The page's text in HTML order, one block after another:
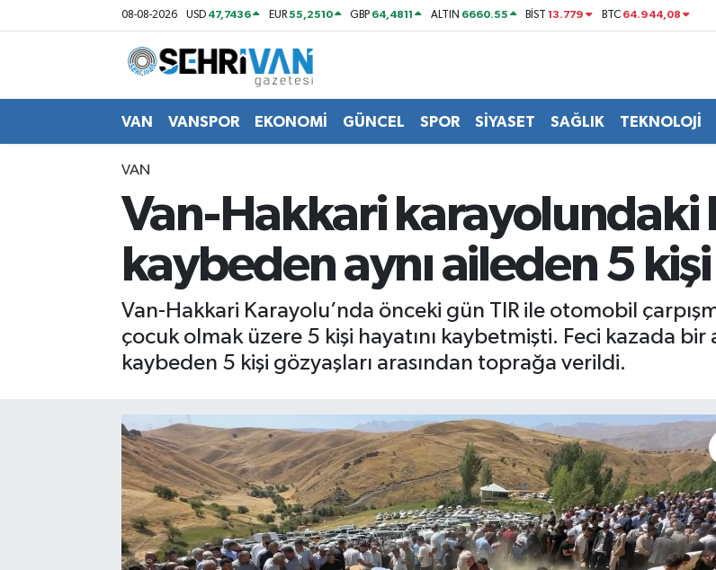
08-08-2026 USD 47,7436 EUR55,2510 GBP 64,4811 ALTIN 6660.55 BİST13.779 BTC 64.944,08
VAN VANSPOR EKONOMİ GÜNCEL SPOR SİYASET SAĞLIK TEKNOLOJİ
VAN
Van-Hakkari karayolundaki
kaybeden aynı aileden 5
Van-Hakkari Karayolu’nda önceki gün TIR ile otomobil
çocuk olmak üzere 5 kişi hayatını kaybetmişti. Feci kazada
kaybeden 5 kişi gözyaşları arasından toprağa verildi.
Van Nöbetçi Eczaneler
Van Hava Durumu
Van Trafik Yoğunluk Haritası
Süper Lig Puan Durumu ve Fikstür
Son Dakika Haberleri